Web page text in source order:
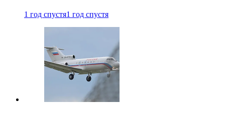
1 год спустя1 год спустя